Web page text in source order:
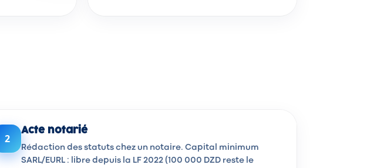
2
Acte notarié
Rédaction des statuts chez un notaire. Capital minimum
SARL/EURL : libre depuis la LF 2022 (100 000 DZD reste le